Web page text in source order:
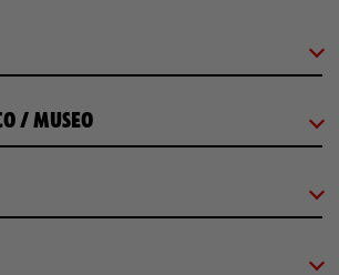
/ MUSEO